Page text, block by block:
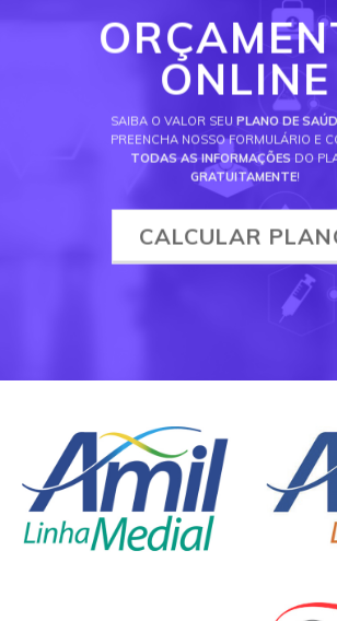
ONLINE
SAIBA O VALOR SEU PLANO DE
PREENCHA NOSSO FORMULÁRIO E
TODAS AS INFORMAÇÕES DO
GRATUITAMENTE!
CALCULAR